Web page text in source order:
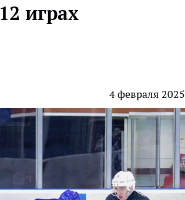
играх
4 февраля 2025